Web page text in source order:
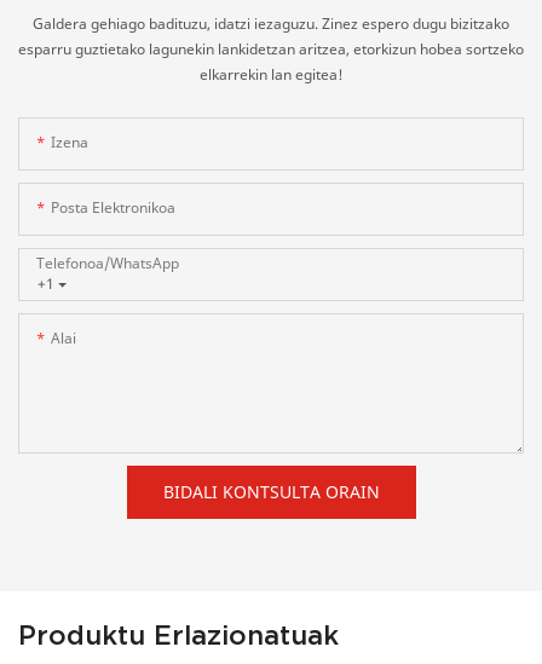
Galdera gehiago badituzu, idatzi iezaguzu. Zinez espero dugu bizitzako
esparru guztietako lagunekin lankidetzan aritzea, etorkizun hobea sortzeko
elkarrekin lan egitea!
Izena
Posta Elektronikoa
+1
Telefonoa/WhatsApp
Alai
BIDALI KONTSULTA ORAIN
Produktu Erlazionatuak